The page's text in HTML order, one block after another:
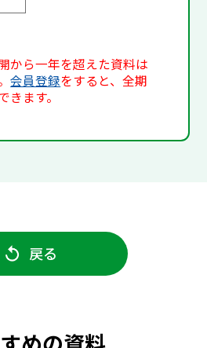
から一年を超えた資料は
会員登録をすると、全期
きます。
戻る